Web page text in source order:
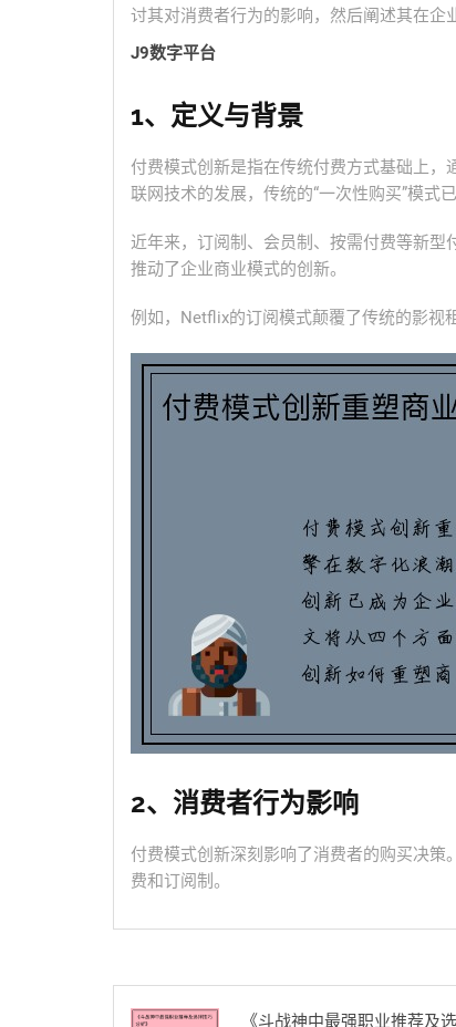
讨其对消费者行为的影响，然后阐述其在企
J9数字平台
1、定义与背景
付费模式创新是指在传统付费方式基础上
联网技术的发展，传统的“一次性购买”模式
近年来，订阅制、会员制、按需付费等新
推动了企业商业模式的创新。
例如，Netflix的订阅模式颠覆了传统的影视
2、消费者行为影响
付费模式创新深刻影响了消费者的购买决
费和订阅制。
《斗战神中最强职业推荐及